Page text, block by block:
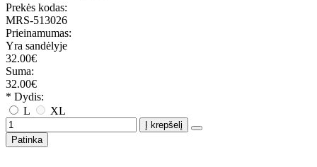
Prekės kodas:
MRS-513026
Prieinamumas:
Yra sandėlyje
32.00€
Suma:
32.00€
* Dydis:
L
XL
Į krepšelį
Patinka